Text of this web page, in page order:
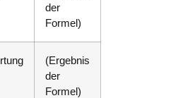
der
Formel)
(Ergebnis
der
Formel)